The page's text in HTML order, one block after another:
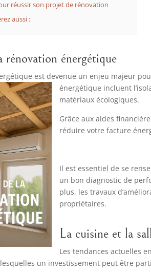
réussir son projet de rénovation
aussi :
rénovation énergétique
est devenue un enjeu majeur
énergétique incluent
matériaux écologiques.
Grâce aux aides
réduire votre facture
Il est essentiel de se
un bon diagnostic de
plus, les travaux
propriétaires.
La cuisine et la
Les tendances actuelles
un investissement peut être